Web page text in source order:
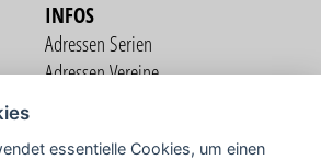
INFOS
Adressen Serien
Adressen Vereine
essentielle Cookies, um einen